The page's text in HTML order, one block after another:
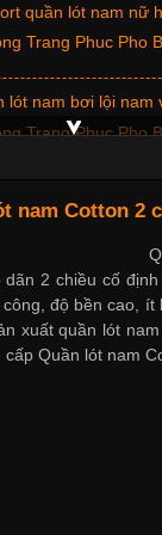
hiện đại, việc
trò quan trọng đối
những giải pháp
là sử dụng áo thun
bộ, áo thun
Đặc Biệt Trong
2026-05-27 17:03:46
Co Giãn Được
quần lót nam nữ
lót nam bơi lội nam
quản quần lót nam
nam Cotton 2
2 chiều cố
độ bền cao, ít
xuất quần lót
Quần lót nam